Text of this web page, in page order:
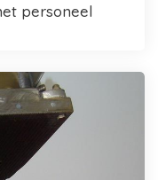
personeel